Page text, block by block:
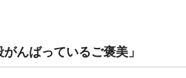
んばっているご褒美」